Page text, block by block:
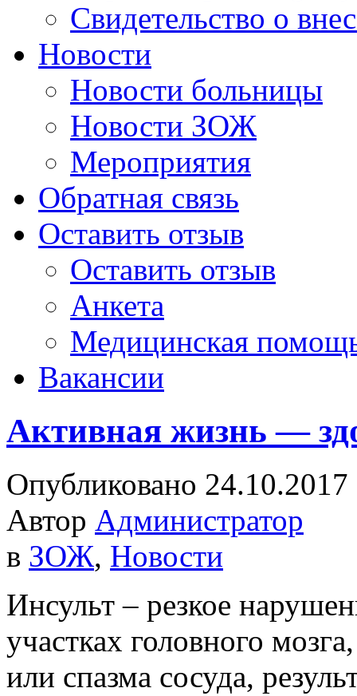
Свидетельство о
Новости
Новости больницы
Новости ЗОЖ
Мероприятия
Обратная связь
Оставить отзыв
Оставить отзыв
Анкета
Медицинская
Вакансии
Активная жизнь —
Опубликовано 24.10.2017
Автор Администратор
в ЗОЖ, Новости
Инсульт – резкое
участках головного
или спазма сосуда,